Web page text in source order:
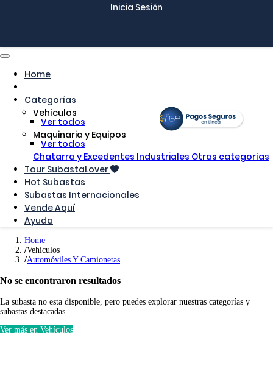
Inicia Sesión
Home
Categorías
Vehículos
Ver todos
Maquinaria y Equipos
Ver todos
Chatarra y Excedentes Industriales Otras categorías
Tour SubastaLover
Hot Subastas
Subastas Internacionales
Vende Aquí
Ayuda
Home
Vehículos
Automóviles Y Camionetas
No se encontraron resultados
La subasta no esta disponible, pero puedes explorar nuestras categorías y
subastas destacadas.
Ver más en Vehículos